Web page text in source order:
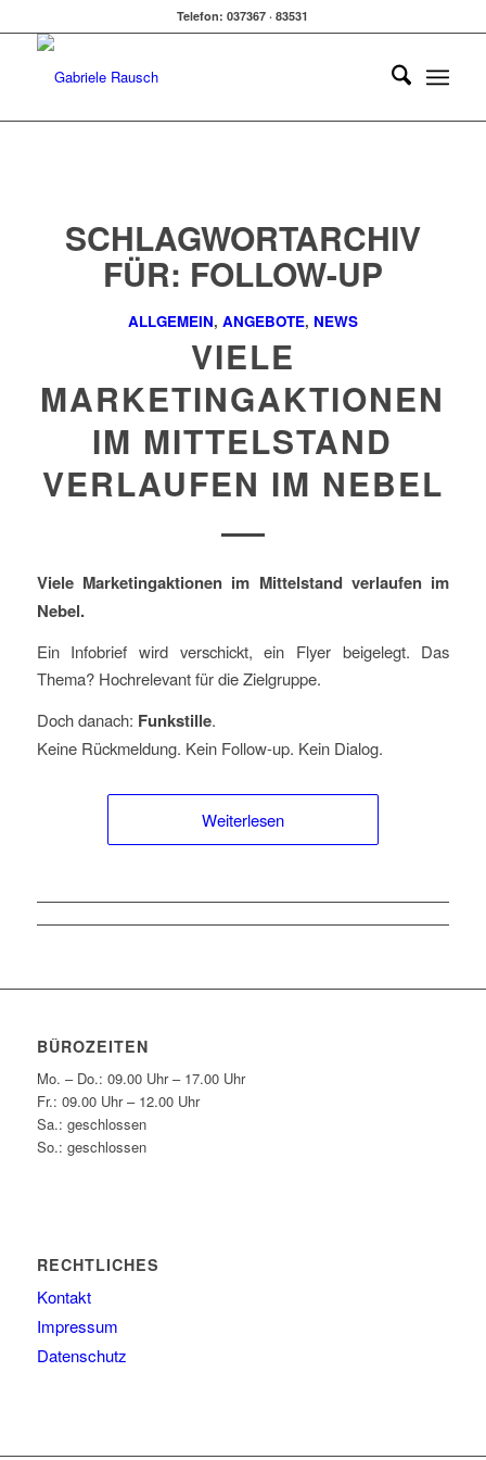
Telefon: 037367 · 83531
SCHLAGWORTARCHIV
FÜR: FOLLOW-UP
ALLGEMEIN, ANGEBOTE, NEWS
VIELE
MARKETINGAKTIONEN
IM MITTELSTAND
VERLAUFEN IM NEBEL
Viele Marketingaktionen im Mittelstand verlaufen im
Nebel.
Ein Infobrief wird verschickt, ein Flyer beigelegt. Das
Thema? Hochrelevant für die Zielgruppe.
Doch danach: Funkstille.
Keine Rückmeldung. Kein Follow-up. Kein Dialog.
Weiterlesen
BÜROZEITEN
Mo. – Do.: 09.00 Uhr – 17.00 Uhr
Fr.: 09.00 Uhr – 12.00 Uhr
Sa.: geschlossen
So.: geschlossen
RECHTLICHES
Kontakt
Impressum
Datenschutz